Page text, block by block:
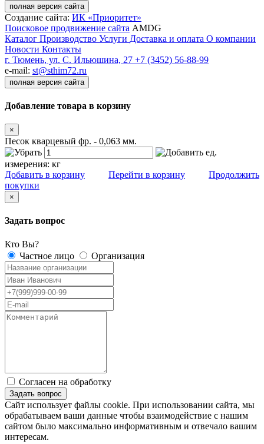
полная версия сайта
Создание сайта: ИК «Приоритет»
Поисковое продвижение сайта AMDG
Каталог Производство Услуги Доставка и оплата О компании
Новости Контакты
г. Тюмень, ул. С. Ильюшина, 27 +7 (3452) 56-88-99
e-mail: st@sthim72.ru
полная версия сайта
Добавление товара в корзину
×
Песок кварцевый фр. - 0,063 мм.
ед.
измерения: кг
Добавить в корзину
Перейти в корзину
Продолжить
покупки
×
Задать вопрос
Кто Вы?
Частное лицо
Организация
Согласен на обработку
Сайт использует файлы cookie. При использовании сайта, мы
обрабатываем ваши данные чтобы взаимодействие с нашим
сайтом было максимально информативным и отвечало вашим
интересам.